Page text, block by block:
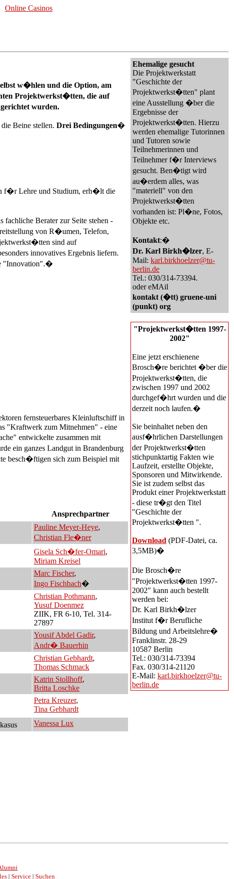
Online Casinos
w�hlen und die Option, am
Projektwerkst�tten, die auf
wurden.
Beine stellen. Drei Bedingungen�
f�r Lehre und Studium, erh�lt die
Berater zur Seite stehen -
von R�umen, Telefon,
sind auf
innovatives Ergebnis liefern.
"Innovation".�
fernsteuerbares Kleinluftschiff in
"Kraftwerk zum Mitnehmen" - eine
entwickelte zusammen mit
ein ganzes Landgut in Brandenburg
besch�ftigen sich zum Beispiel mit
Ansprechpartner
Pauline Meyer-Heye,
Christian Fle�ner
Gisela Sch�fer-Omari,
Miriam Kreisel
Marc Fischer,
Ingo Fischbach�
Christian Pothmann,
Yusuf Doenmez
ZIIK, FR 6-10, Tel. 314-
27897
Yousif Abdel Gadir,
Andr� Bauerhin
Christian Gebhardt,
Thomas Schmack
Katrin Stollhoff,
Britta Loschke
Petra Kreuzer,
Tina Gebhardt
Vanessa Lux
Ehemalige gesucht
Die Projektwerkstatt
"Geschichte der
Projektwerkst�tten" plant
eine Ausstellung �ber die
Ergebnisse der
Projektwerkst�tten. Hierzu
werden ehemalige Tutorinnen
und Tutoren sowie
Teilnehmerinnen und
Teilnehmer f�r Interviews
gesucht. Ben�tigt wird
au�erdem alles, was
"materiell" von den
Projektwerkst�tten
vorhanden ist: Pl�ne, Fotos,
Objekte etc.
Kontakt:�
Dr. Karl Birkh�lzer, E-
Mail: karl.birkhoelzer@tu-
berlin.de
Tel.: 030/314-73394.
oder eMAil
kontakt (�tt) gruene-uni
(punkt) org
"Projektwerkst�tten 1997-
2002"
Eine jetzt erschienene
Brosch�re berichtet �ber die
Projektwerkst�tten, die
zwischen 1997 und 2002
durchgef�hrt wurden und die
derzeit noch laufen.�
Sie beinhaltet neben den
ausf�hrlichen Darstellungen
der Projektwerkst�tten
stichpunktartig Fakten wie
Laufzeit, erstellte Objekte,
Sponsoren und Mitwirkende.
Sie ist zudem selbst das
Produkt einer Projektwerkstatt
- diese tr�gt den Titel
"Geschichte der
Projektwerkst�tten ".
Download (PDF-Datei, ca.
3,5MB)�
Die Brosch�re
"Projektwerkst�tten 1997-
2002" kann auch bestellt
werden bei:
Dr. Karl Birkh�lzer
Institut f�r Berufliche
Bildung und Arbeitslehre�
Franklinstr. 28-29
10587 Berlin
Tel.: 030/314-73394
Fax. 030/314-21120
E-Mail: karl.birkhoelzer@tu-
berlin.de
| Service| Suchen